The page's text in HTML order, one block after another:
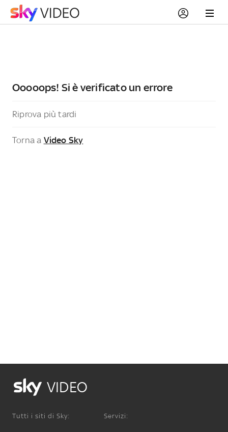
Ooooops! Si è verificato un errore
Riprova più tardi
Torna a Video Sky
VIDEO
Tutti i siti di Sky: Servizi: